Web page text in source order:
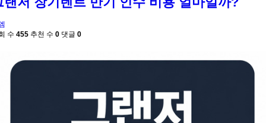
수 455 추천 수 0 댓글 0